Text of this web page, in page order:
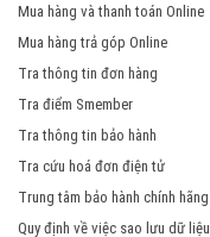
Mua hàng và thanh toán Online
Mua hàng trả góp Online
Tra thông tin đơn hàng
Tra điểm Smember
Tra thông tin bảo hành
Tra cứu hoá đơn điện tử
Trung tâm bảo hành chính hãng
Quy định về việc sao lưu dữ liệu